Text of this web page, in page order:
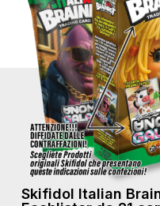
Skifidol Italian